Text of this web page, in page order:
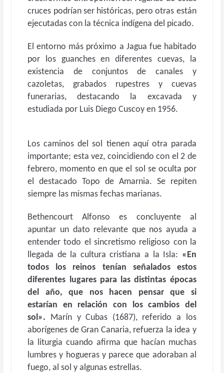
cruces podrían ser históricas, pero otras están
ejecutadas con la técnica indígena del picado.
El entorno más próximo a Jagua fue habitado
por los guanches en diferentes cuevas, la
existencia de conjuntos de canales y
cazoletas, grabados rupestres y cuevas
funerarias, destacando la excavada y
estudiada por Luis Diego Cuscoy en 1956.
Los caminos del sol tienen aquí otra parada
importante; esta vez, coincidiendo con el 2 de
febrero, momento en que el sol se oculta por
el destacado Topo de Amarnia. Se repiten
siempre las mismas fechas marianas.
Bethencourt Alfonso es concluyente al
apuntar un dato relevante que nos ayuda a
entender todo el sincretismo religioso con la
llegada de la cultura cristiana a la Isla: «En
todos los reinos tenían señalados estos
diferentes lugares para las distintas épocas
del año, que nos hacen pensar que si
estarían en relación con los cambios del
sol». Marín y Cubas (1687), referido a los
aborígenes de Gran Canaria, refuerza la idea y
la liturgia cuando afirma que hacían muchas
lumbres y hogueras y parece que adoraban al
fuego, al sol y algunas estrellas.